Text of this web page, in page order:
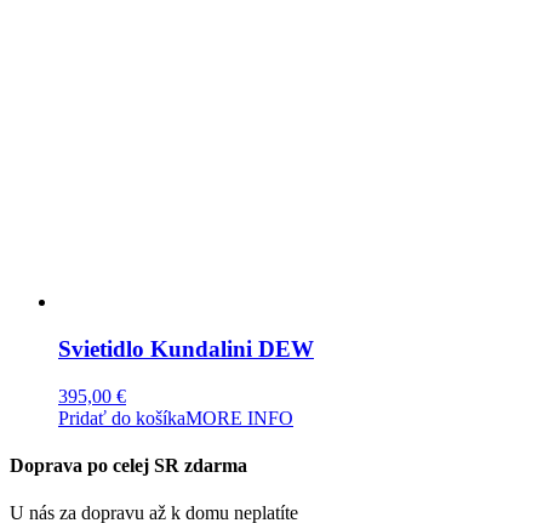
Svietidlo Kundalini DEW
395,00 €
Pridať do košíkaMORE INFO
Doprava po celej SR zdarma
U nás za dopravu až k domu neplatíte